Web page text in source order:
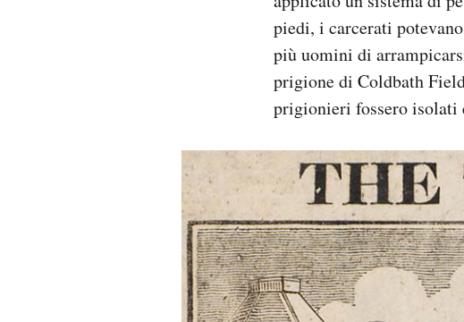
piedi, i carcerati
più uomini di
prigione di Coldbath
prigionieri fossero isolati